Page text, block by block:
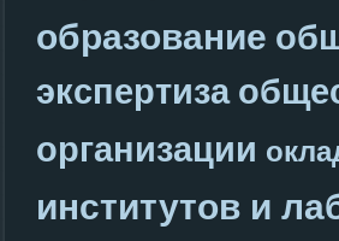
образование
экспертиза
организации
институтов и